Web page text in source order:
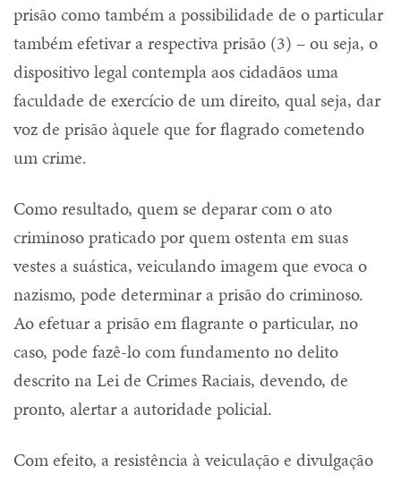
prisão como também a possibilidade de o particular
também efetivar a respectiva prisão (3) – ou seja, o
dispositivo legal contempla aos cidadãos uma
faculdade de exercício de um direito, qual seja, dar
voz de prisão àquele que for flagrado cometendo
um crime.
Como resultado, quem se deparar com o ato
criminoso praticado por quem ostenta em suas
vestes a suástica, veiculando imagem que evoca o
nazismo, pode determinar a prisão do criminoso.
Ao efetuar a prisão em flagrante o particular, no
caso, pode fazê-lo com fundamento no delito
descrito na Lei de Crimes Raciais, devendo, de
pronto, alertar a autoridade policial.
Com efeito, a resistência à veiculação e divulgação